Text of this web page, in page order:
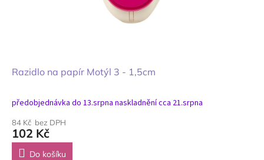
Razidlo na papír Motýl 3 - 1,5cm
předobjednávka do 13.srpna naskladnění cca 21.srpna
84 Kč bez DPH
102 Kč
Do košíku